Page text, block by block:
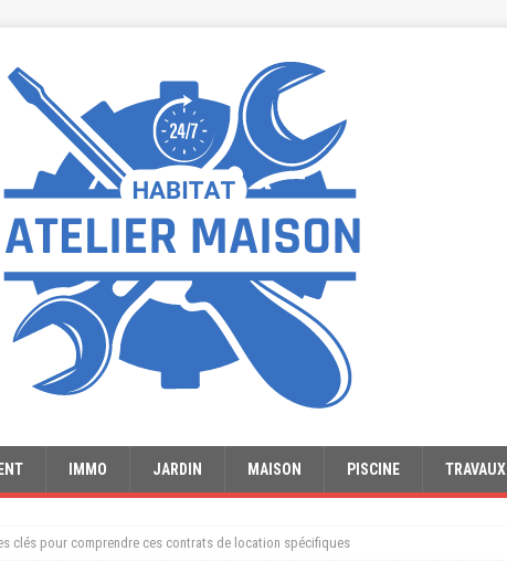
IMMO JARDIN MAISON PISCINE TRAVAUX
clés pour comprendre ces contrats de location spécifiques